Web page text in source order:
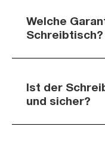
Welche
Schreibtisch?
Ist der
und sicher?